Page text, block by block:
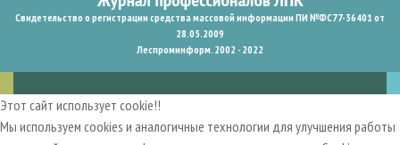
Свидетельство о регистрации средства массовой информации ПИ №ФС77-36401 от
28.05.2009
Леспроминформ. 2002 - 2022
Этот сайт использует cookie!!
Мы используем cookies и аналогичные технологии для улучшения работы